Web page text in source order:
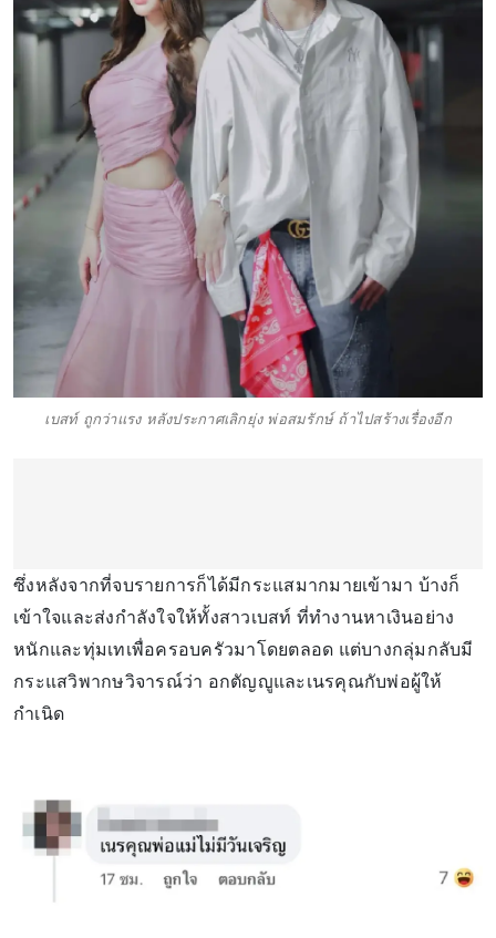
เบสท์ ถูกว่าแรง หลังประกาศเลิกยุ่ง พ่อสมรักษ์ ถ้าไปสร้างเรื่องอีก
ซึ่งหลังจากที่จบรายการก็ได้มีกระแสมากมายเข้ามา บ้างก็
เข้าใจและส่งกำลังใจให้ทั้งสาวเบสท์ ที่ทำงานหาเงินอย่าง
หนักและทุ่มเทเพื่อครอบครัวมาโดยตลอด แต่บางกลุ่มกลับมี
กระแสวิพากษวิจารณ์ว่า อกตัญญูและเนรคุณกับพ่อผู้ให้
กำเนิด